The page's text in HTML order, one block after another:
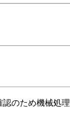
のため機械処